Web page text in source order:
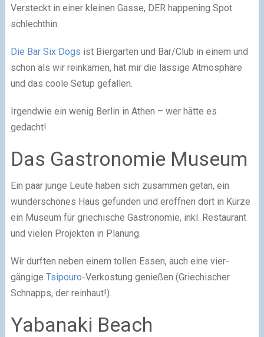
Versteckt in einer kleinen Gasse, DER happening Spot
schlechthin:
Die Bar Six Dogs ist Biergarten und Bar/Club in einem und
schon als wir reinkamen, hat mir die lässige Atmosphäre
und das coole Setup gefallen.
Irgendwie ein wenig Berlin in Athen – wer hätte es
gedacht!
Das Gastronomie Museum
Ein paar junge Leute haben sich zusammen getan, ein
wunderschönes Haus gefunden und eröffnen dort in Kürze
ein Museum für griechische Gastronomie, inkl. Restaurant
und vielen Projekten in Planung.
Wir durften neben einem tollen Essen, auch eine vier-
gängige Tsipouro-Verkostung genießen (Griechischer
Schnapps, der reinhaut!).
Yabanaki Beach